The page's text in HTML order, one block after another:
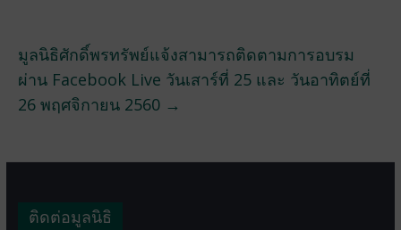
มูลนิธิศักดิ์พรทรัพย์แจ้งสามารถติดตามการอบรม
ผ่าน Facebook Live วันเสาร์ที่ 25 และ วันอาทิตย์ที่
26 พฤศจิกายน 2560 →
ติดต่อมูลนิธิ